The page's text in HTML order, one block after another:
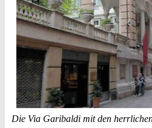
Die Via Garibaldi mit den